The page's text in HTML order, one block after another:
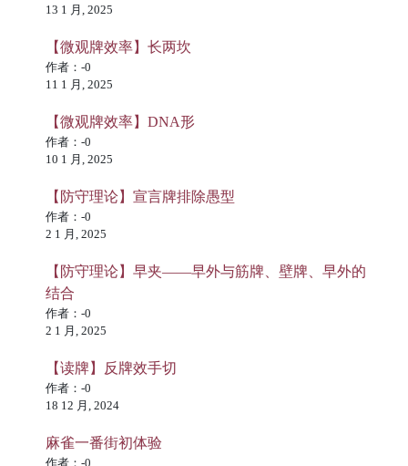
13 1 月, 2025
【微观牌效率】长两坎
作者：-0
11 1 月, 2025
【微观牌效率】DNA形
作者：-0
10 1 月, 2025
【防守理论】宣言牌排除愚型
作者：-0
2 1 月, 2025
【防守理论】早夹——早外与筋牌、壁牌、早外的
结合
作者：-0
2 1 月, 2025
【读牌】反牌效手切
作者：-0
18 12 月, 2024
麻雀一番街初体验
作者：-0